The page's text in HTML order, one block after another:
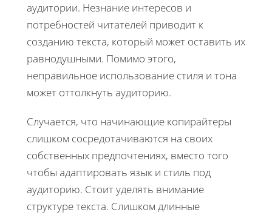
аудитории. Незнание интересов и
потребностей читателей приводит к
созданию текста, который может оставить их
равнодушными. Помимо этого,
неправильное использование стиля и тона
может оттолкнуть аудиторию.
Случается, что начинающие копирайтеры
слишком сосредотачиваются на своих
собственных предпочтениях, вместо того
чтобы адаптировать язык и стиль под
аудиторию. Стоит уделять внимание
структуре текста. Слишком длинные